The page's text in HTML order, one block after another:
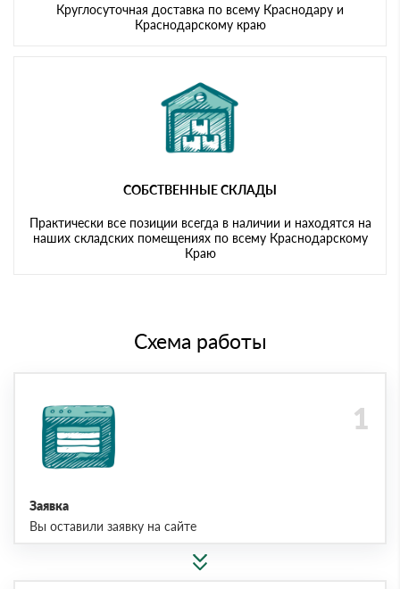
Круглосуточная доставка по всему Краснодару и
Краснодарскому краю
СОБСТВЕННЫЕ СКЛАДЫ
Практически все позиции всегда в наличии и находятся на
наших складских помещениях по всему Краснодарскому
Краю
Схема работы
Заявка
Вы оставили заявку на сайте